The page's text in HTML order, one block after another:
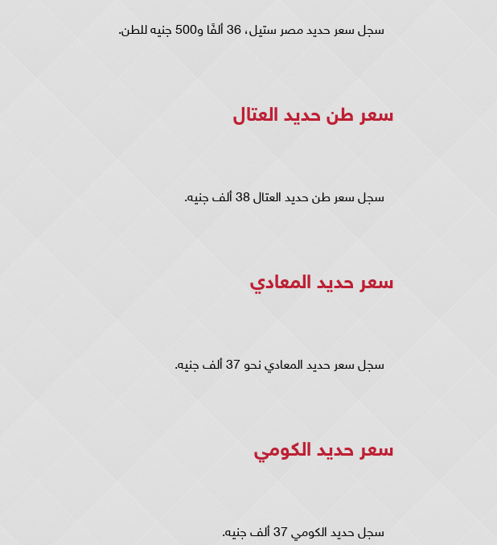
سجل سعر حدید مصر ستیل، 36 ألفًا و500 جنيه للطن.
سعر طن حديد العتال
سجل سعر طن حديد العتال 38 ألف جنيه.
سعر حديد المعادي
سجل سعر حديد المعادي نحو 37 ألف جنيه.
سعر حديد الكومي
سجل حديد الكومي 37 ألف جنيه.